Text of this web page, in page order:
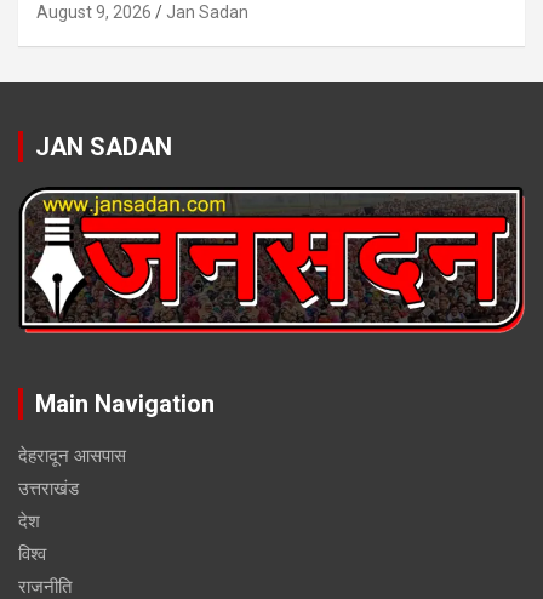
August 9, 2026 Jan Sadan
JAN SADAN
Main Navigation
देहरादून आसपास
उत्तराखंड
देश
विश्व
राजनीति